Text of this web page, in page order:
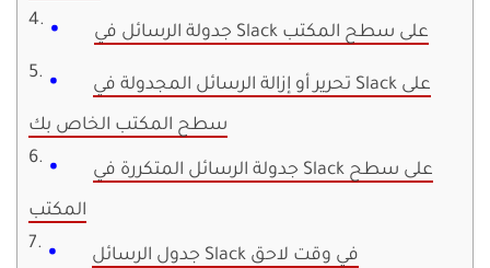
جدولة الرسائل في Slack على سطح المكتب
تحرير أو إزالة الرسائل المجدولة في Slack على
سطح المكتب الخاص بك
جدولة الرسائل المتكررة في Slack على سطح
المكتب
جدول الرسائل Slack في وقت لاحق